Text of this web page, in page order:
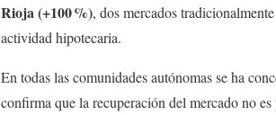
Rioja (+100%), dos mercados
actividad hipotecaria.
En todas las comunidades autónomas se ha
confirma que la recuperación del mercado no